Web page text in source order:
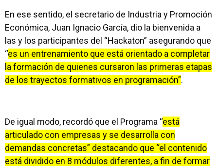
En ese sentido, el secretario de Industria y Promoción
Económica, Juan Ignacio García, dio la bienvenida a
las y los participantes del “Hackaton” asegurando que
“es un entrenamiento que está orientado a completar
la formación de quienes cursaron las primeras etapas
de los trayectos formativos en programación”.
De igual modo, recordó que el Programa “está
articulado con empresas y se desarrolla con
demandas concretas” destacando que “el contenido
está dividido en 8 módulos diferentes, a fin de formar